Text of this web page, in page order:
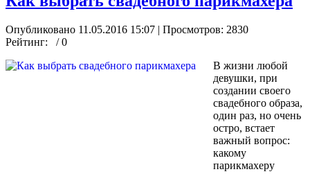
Опубликовано 11.05.2016 15:07 | Просмотров: 2830
Рейтинг:
/ 0
В жизни любой
девушки, при
создании своего
свадебного образа,
один раз, но очень
остро, встает
важный вопрос:
какому
парикмахеру